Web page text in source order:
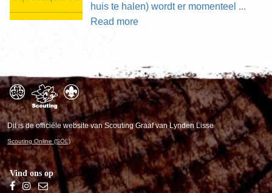
huis te halen) wordt er momenteel ...
Read more
Dit is de officiële website van Scouting Graaf van Lynden Lisse
Scouting Online (SOL)
Vind ons op